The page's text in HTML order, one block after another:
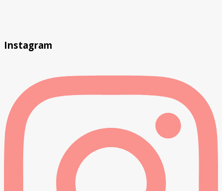
Instagram